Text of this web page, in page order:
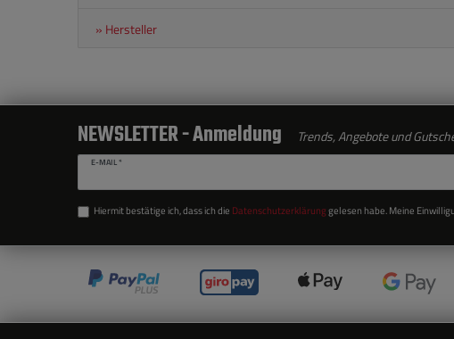
» Hersteller
NEWSLETTER - Anmeldung Trends, Angebote und
E-MAIL *
Hiermit bestätige ich, dass ich die Daten­schutz­erklärunggelesen habe. Meine